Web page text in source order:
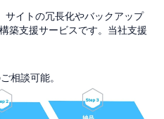
イトの冗長化やバックアップ
築支援サービスです。当社支援
相談可能。